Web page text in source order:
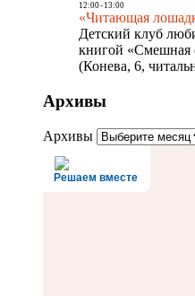
12:00- 13:00
«Читающая
Детский клуб
книгой «Смешная
(Конева, 6,
Архивы
Архивы
Решаем вместе